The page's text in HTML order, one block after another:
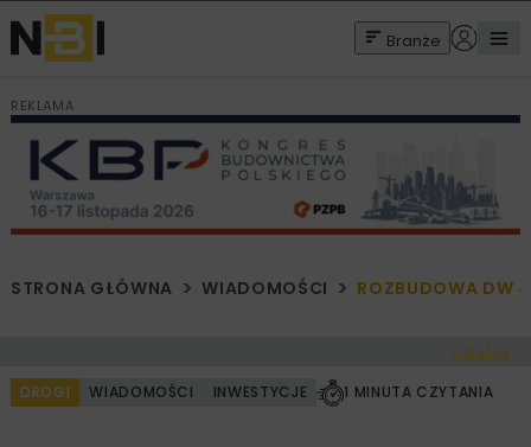
Branże
REKLAMA
STRONA GŁÓWNA WIADOMOŚCI ROZBUDOWA DW
< Cofnij
DROGI WIADOMOŚCI INWESTYCJE 1 MINUTA CZYTANIA